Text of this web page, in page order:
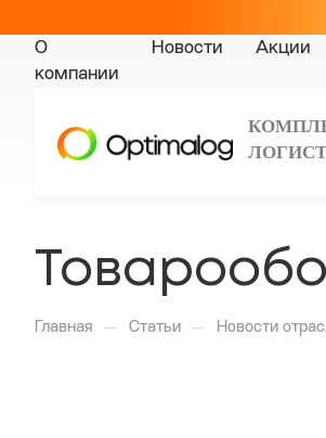
О
компании
Новости Акции
Главная — Статьи — Новости